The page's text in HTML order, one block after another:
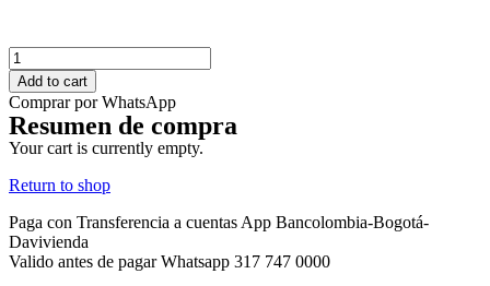
F-
022
quantity
Add to cart
Comprar por WhatsApp
Resumen de compra
Your cart is currently empty.
Return to shop
Paga con Transferencia a cuentas App Bancolombia-Bogotá-
Davivienda
Valido antes de pagar Whatsapp 317 747 0000